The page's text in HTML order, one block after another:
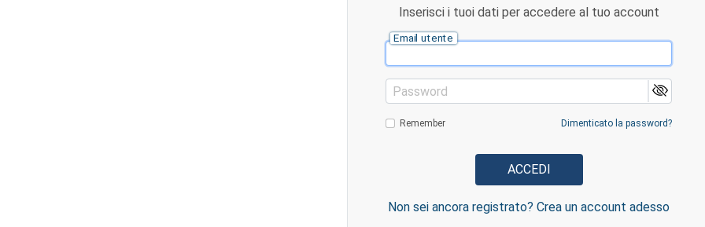
Inserisci i tuoi dati per accedere al tuo account
Email utente
Password
Remember Dimenticato la password?
Non sei ancora registrato? Crea un account adesso